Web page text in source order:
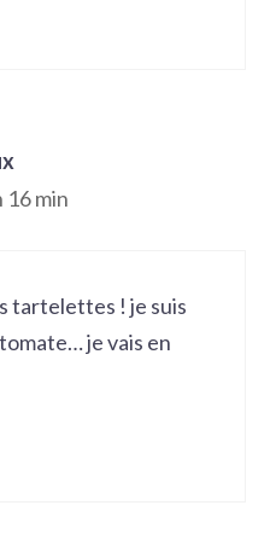
16 min
tartelettes ! je suis
je vais en